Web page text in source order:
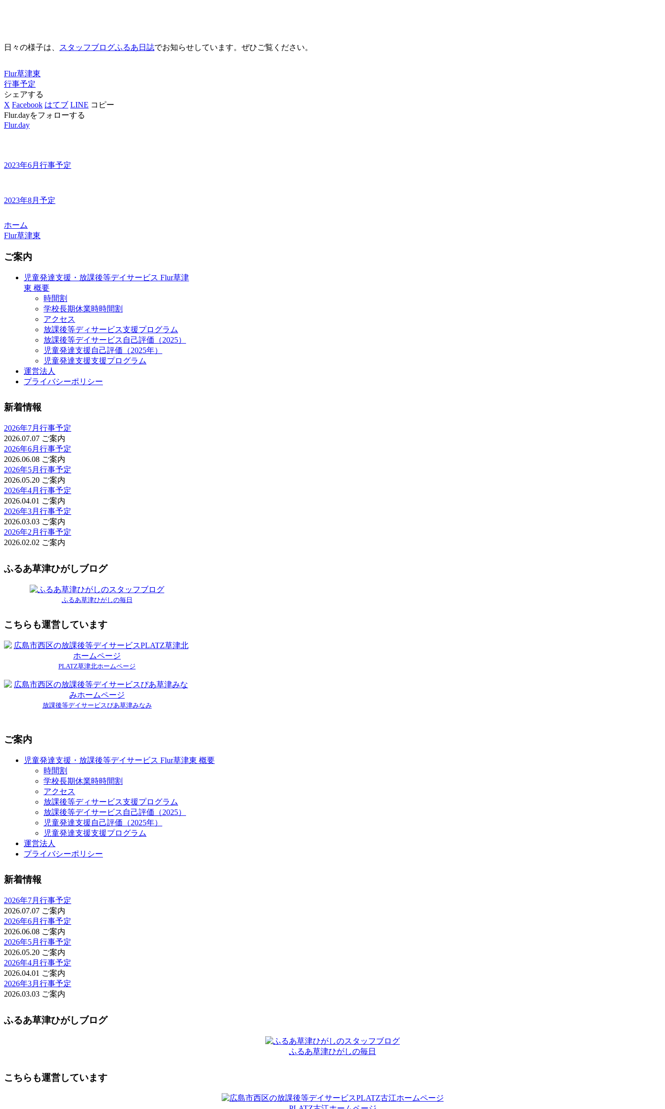
日々の様子は、 スタッフブログふるあ日誌でお知らせしています。ぜひご覧ください。
Flur草津東
行事予定
シェアする
X Facebook はてブ LINE コピー
Flur.dayをフォローする
Flur.day
2023年6月行事予定
2023年8月予定
ホーム
Flur草津東
ご案内
児童発達支援・放課後等デイサービス Flur草津
東 概要
時間割
学校長期休業時時間割
アクセス
放課後等ディサービス支援プログラム
放課後等デイサービス自己評価（2025）
児童発達支援自己評価（2025年）
児童発達支援支援プログラム
運営法人
プライバシーポリシー
新着情報
2026年7月行事予定
2026.07.07 ご案内
2026年6月行事予定
2026.06.08 ご案内
2026年5月行事予定
2026.05.20 ご案内
2026年4月行事予定
2026.04.01 ご案内
2026年3月行事予定
2026.03.03 ご案内
2026年2月行事予定
2026.02.02 ご案内
ふるあ草津ひがしブログ
ふるあ草津ひがしの毎日
こちらも運営しています
PLATZ草津北ホームページ
放課後等デイサービスぴあ草津みなみ
ご案内
児童発達支援・放課後等デイサービス Flur草津東 概要
時間割
学校長期休業時時間割
アクセス
放課後等ディサービス支援プログラム
放課後等デイサービス自己評価（2025）
児童発達支援自己評価（2025年）
児童発達支援支援プログラム
運営法人
プライバシーポリシー
新着情報
2026年7月行事予定
2026.07.07 ご案内
2026年6月行事予定
2026.06.08 ご案内
2026年5月行事予定
2026.05.20 ご案内
2026年4月行事予定
2026.04.01 ご案内
2026年3月行事予定
2026.03.03 ご案内
ふるあ草津ひがしブログ
ふるあ草津ひがしの毎日
こちらも運営しています